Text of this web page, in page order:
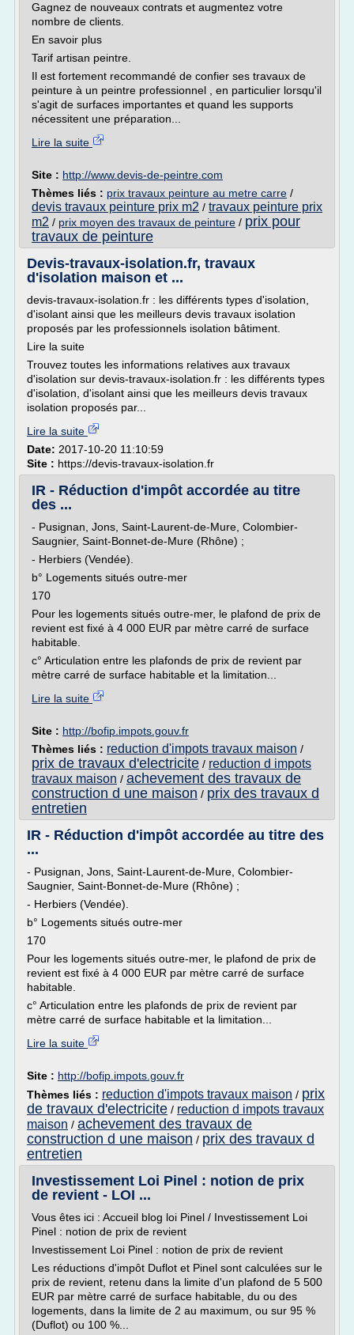
Gagnez de nouveaux contrats et augmentez votre
nombre de clients.
En savoir plus
Tarif artisan peintre.
Il est fortement recommandé de confier ses travaux de
peinture à un peintre professionnel , en particulier lorsqu'il
s'agit de surfaces importantes et quand les supports
nécessitent une préparation...
Lire la suite
Site : http://www.devis-de-peintre.com
Thèmes liés : prix travaux peinture au metre carre /
devis travaux peinture prix m2 / travaux peinture prix
m2 / prix moyen des travaux de peinture / prix pour
travaux de peinture
Devis-travaux-isolation.fr, travaux
d'isolation maison et ...
devis-travaux-isolation.fr : les différents types d'isolation,
d'isolant ainsi que les meilleurs devis travaux isolation
proposés par les professionnels isolation bâtiment.
Lire la suite
Trouvez toutes les informations relatives aux travaux
d'isolation sur devis-travaux-isolation.fr : les différents types
d'isolation, d'isolant ainsi que les meilleurs devis travaux
isolation proposés par...
Lire la suite
Date: 2017-10-20 11:10:59
Site : https://devis-travaux-isolation.fr
IR - Réduction d'impôt accordée au titre
des ...
- Pusignan, Jons, Saint-Laurent-de-Mure, Colombier-
Saugnier, Saint-Bonnet-de-Mure (Rhône) ;
- Herbiers (Vendée).
b° Logements situés outre-mer
170
Pour les logements situés outre-mer, le plafond de prix de
revient est fixé à 4 000 EUR par mètre carré de surface
habitable.
c° Articulation entre les plafonds de prix de revient par
mètre carré de surface habitable et la limitation...
Lire la suite
Site : http://bofip.impots.gouv.fr
Thèmes liés : reduction d'impots travaux maison /
prix de travaux d'electricite / reduction d impots
travaux maison / achevement des travaux de
construction d une maison / prix des travaux d
entretien
IR - Réduction d'impôt accordée au titre des
...
- Pusignan, Jons, Saint-Laurent-de-Mure, Colombier-
Saugnier, Saint-Bonnet-de-Mure (Rhône) ;
- Herbiers (Vendée).
b° Logements situés outre-mer
170
Pour les logements situés outre-mer, le plafond de prix de
revient est fixé à 4 000 EUR par mètre carré de surface
habitable.
c° Articulation entre les plafonds de prix de revient par
mètre carré de surface habitable et la limitation...
Lire la suite
Site : http://bofip.impots.gouv.fr
Thèmes liés : reduction d'impots travaux maison / prix
de travaux d'electricite / reduction d impots travaux
maison / achevement des travaux de
construction d une maison / prix des travaux d
entretien
Investissement Loi Pinel : notion de prix
de revient - LOI ...
Vous êtes ici : Accueil blog loi Pinel / Investissement Loi
Pinel : notion de prix de revient
Investissement Loi Pinel : notion de prix de revient
Les réductions d'impôt Duflot et Pinel sont calculées sur le
prix de revient, retenu dans la limite d'un plafond de 5 500
EUR par mètre carré de surface habitable, du ou des
logements, dans la limite de 2 au maximum, ou sur 95 %
(Duflot) ou 100 %...